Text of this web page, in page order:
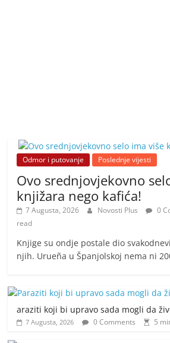
Odmor i putovanje Poslednje vijesti
Ovo srednjovjekovno
knjižara nego kafića!
7 Augusta, 2026 Novosti Plus 0
read
Knjige su ondje postale dio
njih. Urueña u Španjolskoj nema ni
araziti koji bi upravo sada mogli da
7 Augusta, 2026 0 Comments 5